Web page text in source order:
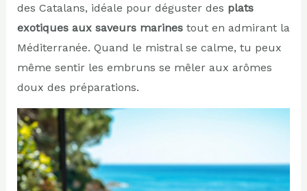
des Catalans, idéale pour déguster des plats
exotiques aux saveurs marinestout en admirant la
Méditerranée. Quand le mistral se calme, tu peux
même sentir les embruns se mêler aux arômes
doux des préparations.